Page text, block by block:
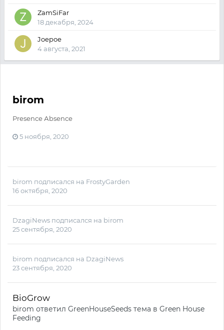
ZamSiFar
18 декабря, 2024
Joepoe
4 августа, 2021
birom
Рresence Аbsence
5 ноября, 2020
birom подписался на FrostyGarden
16 октября, 2020
DzagiNews подписался на birom
25 сентября, 2020
birom подписался на DzagiNews
23 сентября, 2020
BioGrow
birom ответил GreenHouseSeeds тема в Green House
Feeding